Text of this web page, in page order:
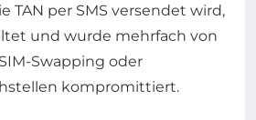
TAN per SMS versendet wird,
und wurde mehrfach von
Swapping oder
kompromittiert.